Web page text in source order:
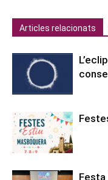
Articles relacionats
Festa